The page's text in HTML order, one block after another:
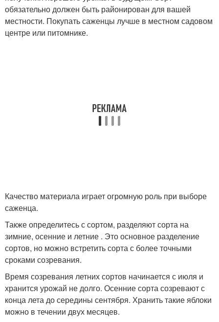
обязательно должен быть районирован для вашей
местности. Покупать саженцы лучше в местном садовом
центре или питомнике.
Качество материала играет огромную роль при выборе
саженца.
Также определитесь с сортом, разделяют сорта на
зимние, осенние и летние . Это основное разделение
сортов, но можно встретить сорта с более точными
сроками созревания.
Время созревания летних сортов начинается с июля и
хранится урожай не долго. Осенние сорта созревают с
конца лета до середины сентября. Хранить такие яблоки
можно в течении двух месяцев.